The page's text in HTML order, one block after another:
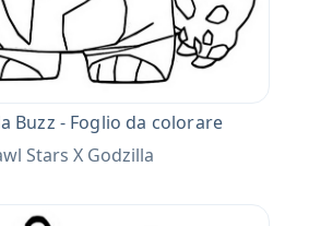
Buzz - Foglio da colorare
Stars X Godzilla